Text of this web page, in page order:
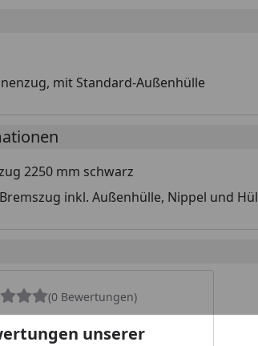
mit Standard-Außenhülle
2250 mm schwarz
inkl. Außenhülle, Nippel und
(0 Bewertungen)
unserer